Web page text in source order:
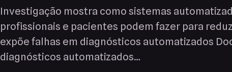
Investigação mostra como sistemas
profissionais e pacientes podem fazer para
expõe falhas em diagnósticos automatizados
diagnósticos automatizados…